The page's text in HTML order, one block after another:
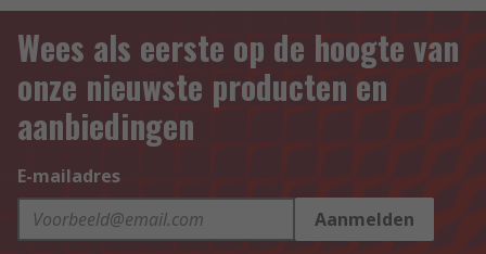
Wees als eerste op de hoogte van
onze nieuwste producten en
aanbiedingen
E-mailadres
Aanmelden